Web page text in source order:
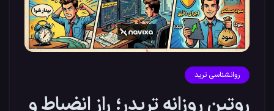
روانشناسی ترید
روتین روزانه تریدر؛ راز انضباط و